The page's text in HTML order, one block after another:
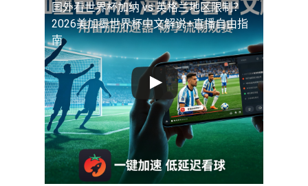
国外看世界杯加纳 vs 英格兰地区限制？
2026美加墨世界杯中文解说+直播自由指
南